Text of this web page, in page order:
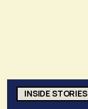
INSIDE STORIES